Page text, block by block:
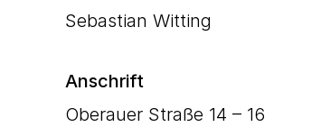
Sebastian Witting
Anschrift
Oberauer Straße 14 – 16